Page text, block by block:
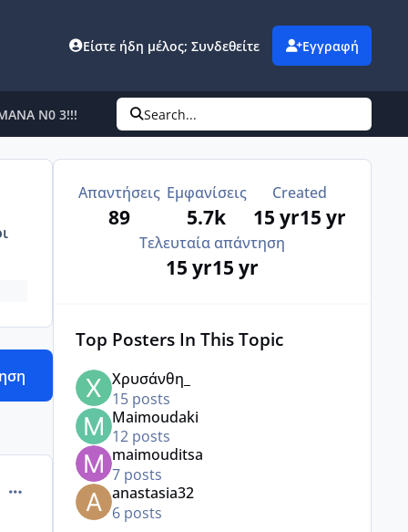
Είστε ήδη μέλος; Συνδεθείτε Εγγραφή
Ν0 3!!! Search...
comment_665292
Απαντήσεις
89
Εμφανίσεις
5.7k
Created
15 yr15 yr
Τελευταία απάντηση
15 yr15 yr
Top Posters In This Topic
Χρυσάνθη_
15 posts
Maimoudaki
12 posts
maimouditsa
7 posts
anastasia32
6 posts